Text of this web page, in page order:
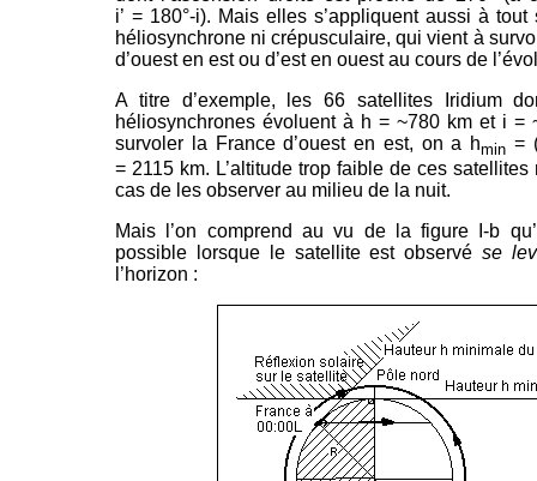
i’ = 180°-i). Mais elles s’appliquent aussi à tout
héliosynchrone ni crépusculaire, qui vient à
d’ouest en est ou d’est en ouest au cours de
A titre d’exemple, les 66 satellites Iridium
héliosynchrones évoluent à h = ~780 km et i =
survoler la France d’ouest en est, on a hmin =
= 2115 km. L’altitude trop faible de ces
cas de les observer au milieu de la nuit.
Mais l’on comprend au vu de la figure I-b
possible lorsque le satellite est observé se
l’horizon :